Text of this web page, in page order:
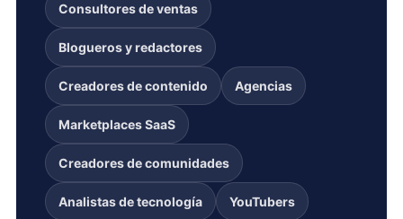
Consultores de ventas
Blogueros y redactores
Creadores de contenido Agencias
Marketplaces SaaS
Creadores de comunidades
Analistas de tecnología YouTubers